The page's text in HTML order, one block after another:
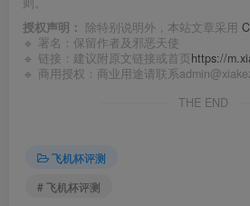
授权声明： 除特别说明外，本站文章采用
🔹 署名：保留作者及 邪恶天使
🔹 链接：建议附原文链接或首页https://
🔹 商用授权：商业用途请联系
THE END
飞机杯评测
# 飞机杯评测